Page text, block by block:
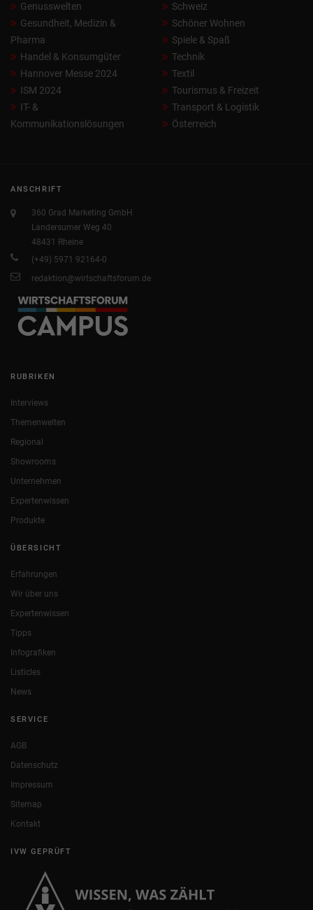
Genusswelten
Gesundheit, Medizin &
Pharma
Handel & Konsumgüter
Hannover Messe 2024
ISM 2024
IT- &
Kommunikationslösungen
Schweiz
Schöner Wohnen
Spiele & Spaß
Technik
Textil
Tourismus & Freizeit
Transport & Logistik
Österreich
ANSCHRIFT
360 Grad Marketing GmbH
Landersumer Weg 40
48431 Rheine
(+49) 5971 92164-0
redaktion@wirtschaftsforum.de
RUBRIKEN
Interviews
Themenwelten
Regional
Showrooms
Unternehmen
Expertenwissen
Produkte
ÜBERSICHT
Erfahrungen
Wir über uns
Expertenwissen
Tipps
Infografiken
Listicles
News
SERVICE
AGB
Datenschutz
Impressum
Sitemap
Kontakt
IVW GEPRÜFT